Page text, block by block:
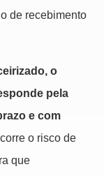
de recebimento
o
pela
e com
o risco de
que